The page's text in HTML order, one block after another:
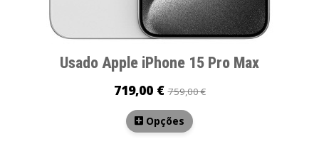
Usado Apple iPhone 15 Pro Max
719,00 €759,00 €
Opções